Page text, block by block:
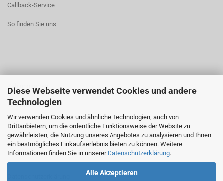
Diese Webseite verwendet Cookies und andere
Technologien
Wir verwenden Cookies und ähnliche Technologien, auch von
Drittanbietern, um die ordentliche Funktionsweise der Website zu
gewährleisten, die Nutzung unseres Angebotes zu analysieren und Ihnen
ein bestmögliches Einkaufserlebnis bieten zu können. Weitere
Informationen finden Sie in unserer Datenschutzerklärung.
Alle Akzeptieren
Callback-Service
So finden Sie uns
Zahlungsarten
Widerrufsrecht
AGB